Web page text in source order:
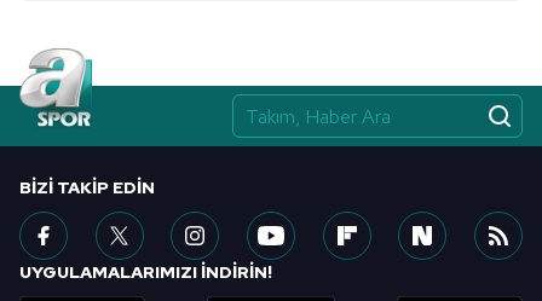
BIZI TAKIP EDIN
UYGULAMALARIMIZI İNDİRİN!